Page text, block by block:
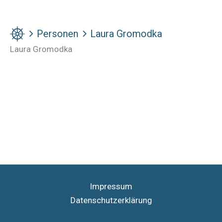
Personen Laura Gromodka
Laura Gromodka
Impressum
Datenschutzerklärung